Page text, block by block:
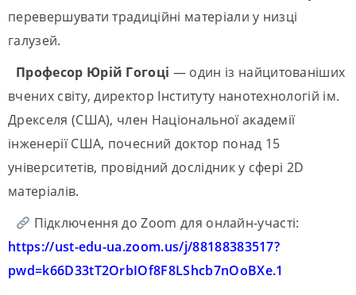
перевершувати традиційні матеріали у низці
галузей.
Професор Юрій Гогоці — один із найцитованіших
вчених світу, директор Інституту нанотехнологій ім.
Дрекселя (США), член Національної академії
інженерії США, почесний доктор понад 15
університетів, провідний дослідник у сфері 2D
матеріалів.
Підключення до Zoom для онлайн-участі:
https://ust-edu-ua.zoom.us/j/88188383517?
pwd=k66D33tT2OrbIOf8F8LShcb7nOoBXe.1